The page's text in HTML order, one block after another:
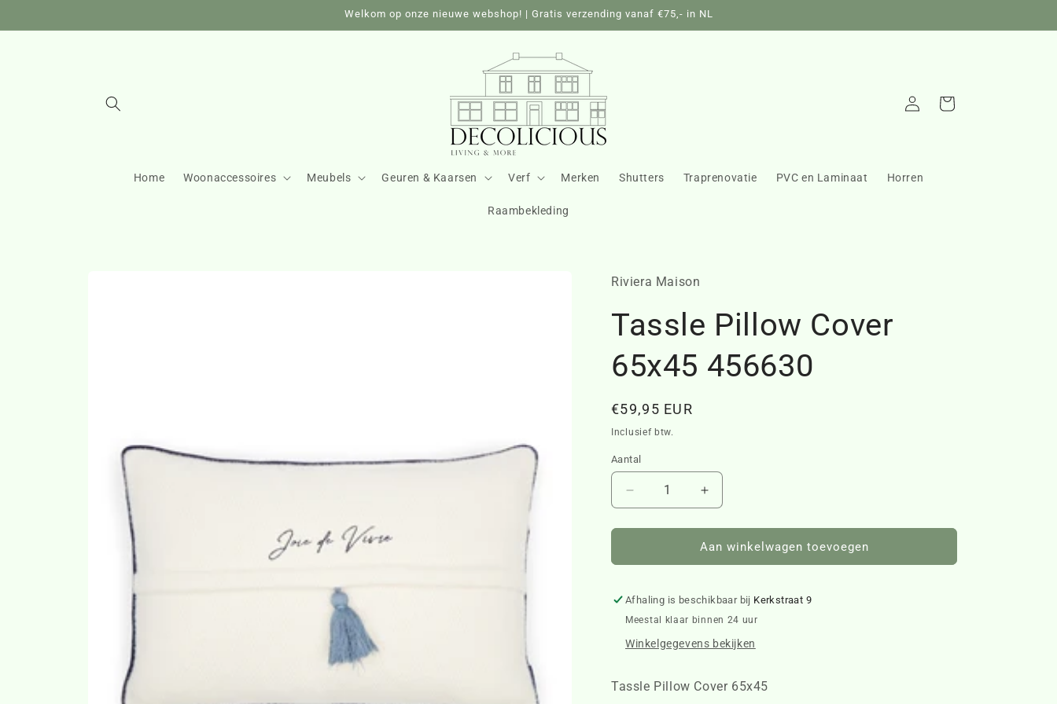
content
Welkom op onze nieuwe webshop! | Gratis verzending vanaf €75,- in NL
Home Woonaccessoires Meubels Geuren & Kaarsen Verf Merken Shutters Traprenovatie PVC en Laminaat Horren
Raambekleding
InloggenWinkelwagen
Riviera Maison
Tassle Pillow Cover
65x45 456630
Normale
prijs
€59,95 EUR
Inclusief btw.
Aantal
Aantal
verlagen
voor
Pillow
65x45
456630
Aantal
verhogen
voor
Tassle
Pillow
65x45
456630
Aan winkelwagen toevoegen
Afhaling is beschikbaar bij Kerkstraat 9
Meestal klaar binnen 24 uur
Winkelgegevens bekijken
Tassle Pillow Cover 65x45